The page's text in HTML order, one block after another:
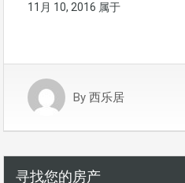
11月 10, 2016 属于
By 西乐居
寻找您的房产